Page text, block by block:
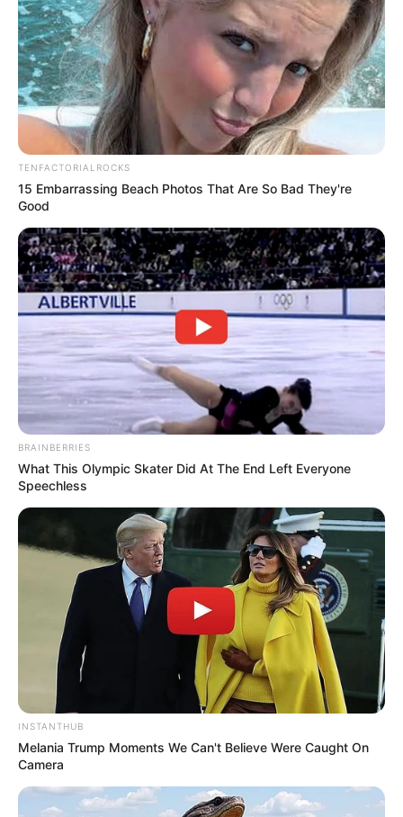
TENFACTORIALROCKS
15 Embarrassing Beach Photos That Are So Bad They're
Good
BRAINBERRIES
What This Olympic Skater Did At The End Left Everyone
Speechless
INSTANTHUB
Melania Trump Moments We Can't Believe Were Caught On
Camera